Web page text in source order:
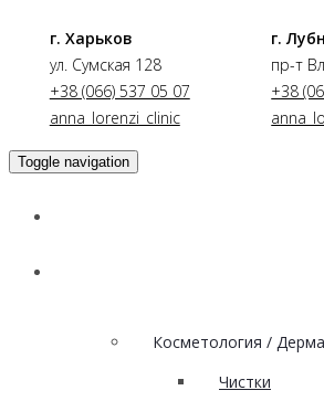
г. Харьков
ул. Сумская 128
+38 (066) 537 05 07
anna_lorenzi_clinic
г.
пр-т
+38
Toggle navigation
Косметология /
Чистки